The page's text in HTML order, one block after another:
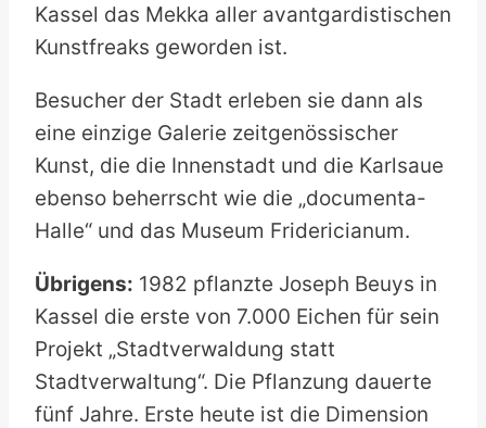
Kassel das Mekka aller avantgardistischen
Kunstfreaks geworden ist.
Besucher der Stadt erleben sie dann als
eine einzige Galerie zeitgenössischer
Kunst, die die Innenstadt und die Karlsaue
ebenso beherrscht wie die „documenta-
Halle“ und das Museum Fridericianum.
Übrigens: 1982 pflanzte Joseph Beuys in
Kassel die erste von 7.000 Eichen für sein
Projekt „Stadtverwaldung statt
Stadtverwaltung“. Die Pflanzung dauerte
fünf Jahre. Erste heute ist die Dimension